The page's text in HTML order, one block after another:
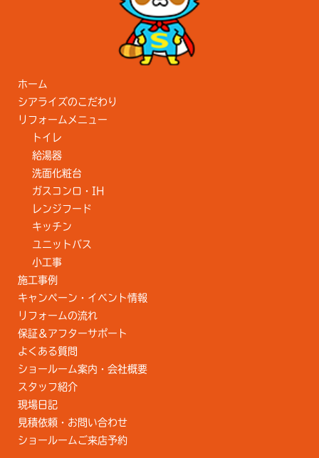
ホーム
シアライズのこだわり
リフォームメニュー
トイレ
給湯器
洗面化粧台
ガスコンロ・IH
レンジフード
キッチン
ユニットバス
小工事
施工事例
キャンペーン・イベント情報
リフォームの流れ
保証＆アフターサポート
よくある質問
ショールーム案内・会社概要
スタッフ紹介
現場日記
見積依頼・お問い合わせ
ショールームご来店予約